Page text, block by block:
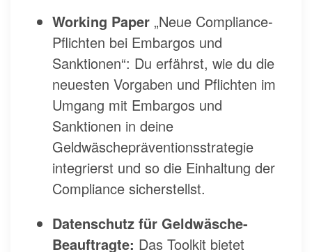
Working Paper „Neue Compliance-
Pflichten bei Embargos und
Sanktionen“: Du erfährst, wie du die
neuesten Vorgaben und Pflichten im
Umgang mit Embargos und
Sanktionen in deine
Geldwäschepräventionsstrategie
integrierst und so die Einhaltung der
Compliance sicherstellst.
Datenschutz für Geldwäsche-
Beauftragte: Das Toolkit bietet